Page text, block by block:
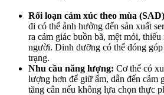
Rối loạn cảm xúc theo mùa
đi có thể ảnh hưởng đến sản xuất
ra cảm giác buồn bã, mệt mỏi,
người. Dinh dưỡng có thể đóng
trạng.
Nhu cầu năng lượng: Cơ thể có
lượng hơn để giữ ấm, dẫn đến cảm
tăng cân nếu không lựa chọn thực